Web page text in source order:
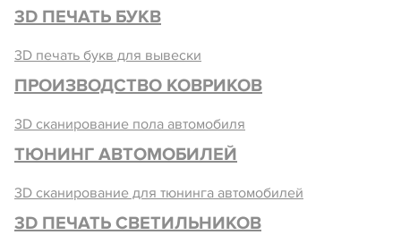
3D ПЕЧАТЬ БУКВ
3D печать букв для вывески
ПРОИЗВОДСТВО КОВРИКОВ
3D сканирование пола автомобиля
ТЮНИНГ АВТОМОБИЛЕЙ
3D сканирование для тюнинга автомобилей
3D ПЕЧАТЬ СВЕТИЛЬНИКОВ